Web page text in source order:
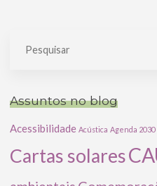
Assuntos no blog
Acessibilidade Acústica Agenda 2030
Cartas solares